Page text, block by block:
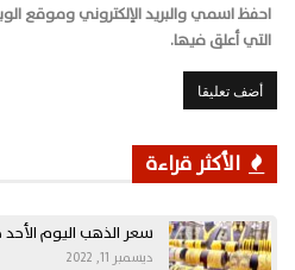
احفظ اسمي والبريد الإلكتروني وموقع
التي أعلق فيها.
الأكثر قراءة
سعر الذهب اليوم الأحد
ديسمبر 11, 2022